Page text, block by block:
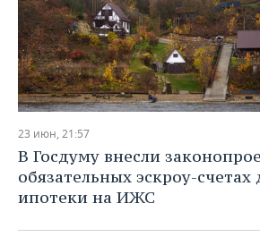
23 июн, 21:57
В Госдуму внесли
обязательных эскроу-счетах
ипотеки на ИЖС